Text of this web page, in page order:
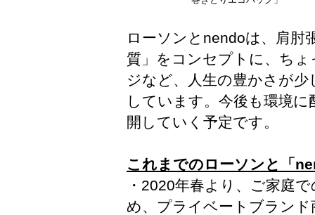
ローソンとnendoは、肩肘
質」をコンセプトに、ち
ジなど、人生の豊かさが
しています。今後も環境
開していく予定です。
これまでのローソンと「
・ 2020年春より、ご家庭
め、プライベートブラン